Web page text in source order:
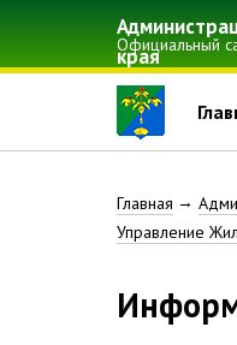
основному
края
Официальный
Строка
Главная
Управление